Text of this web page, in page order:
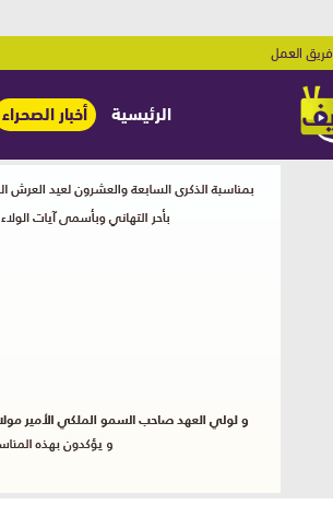
فريق العمل
الرئيسية أخبار الصحراء